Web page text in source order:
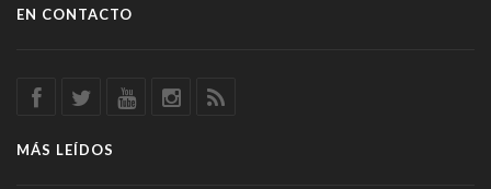
EN CONTACTO
MÁS LEÍDOS